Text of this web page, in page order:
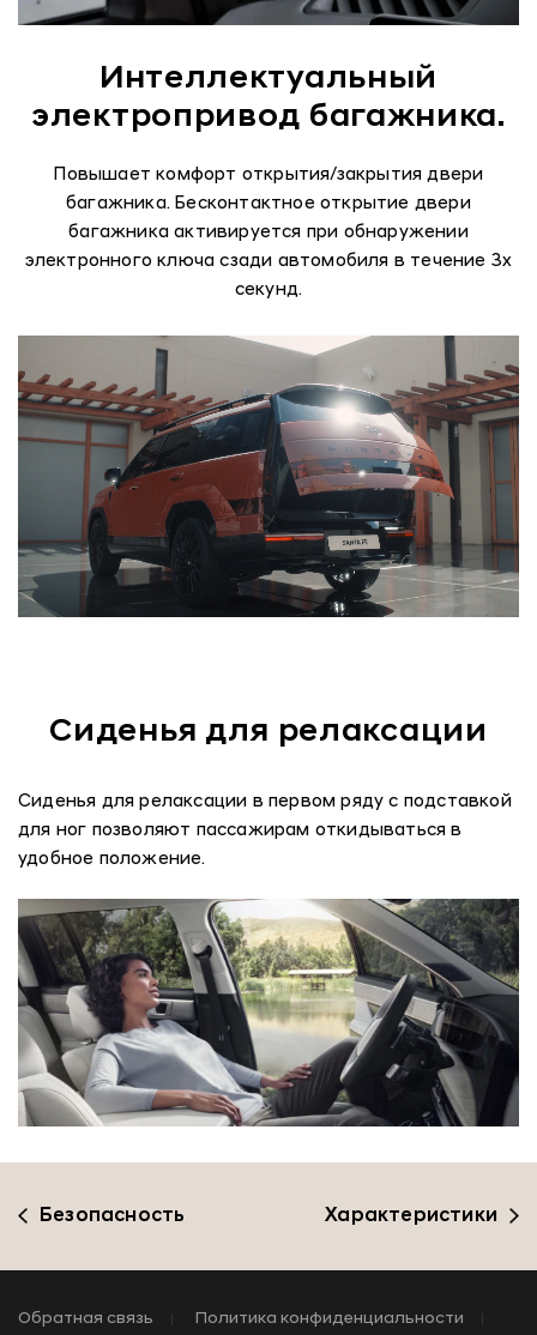
Интеллектуальный
электропривод багажника.
Повышает комфорт открытия/закрытия двери
багажника. Бесконтактное открытие двери
багажника активируется при обнаружении
электронного ключа сзади автомобиля в течение 3х
секунд.
Сиденья для релаксации
Сиденья для релаксации в первом ряду с подставкой
для ног позволяют пассажирам откидываться в
удобное положение.
Безопасность Характеристики
Обратная связь Политика конфиденциальности